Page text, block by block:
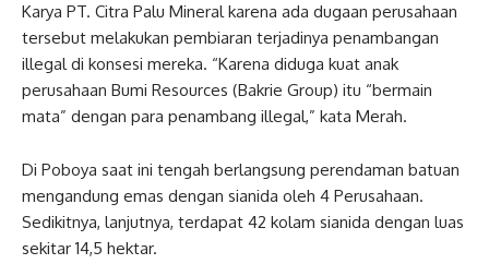
Karya PT. Citra Palu Mineral karena ada dugaan perusahaan
tersebut melakukan pembiaran terjadinya penambangan
illegal di konsesi mereka. “Karena diduga kuat anak
perusahaan Bumi Resources (Bakrie Group) itu “bermain
mata” dengan para penambang illegal,” kata Merah.
Di Poboya saat ini tengah berlangsung perendaman batuan
mengandung emas dengan sianida oleh 4 Perusahaan.
Sedikitnya, lanjutnya, terdapat 42 kolam sianida dengan luas
sekitar 14,5 hektar.